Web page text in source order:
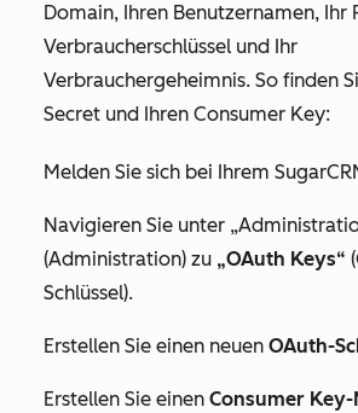
Domain, Ihren Benutzernamen, Ihr
Verbraucherschlüssel und Ihr
Verbrauchergeheimnis. So finden
Secret und Ihren Consumer Key:
Melden Sie sich bei Ihrem
Navigieren Sie unter
(Administration) zu „OAuth Keys“
Schlüssel).
Erstellen Sie einen neuen OAuth-
Erstellen Sie einen Consumer Key-